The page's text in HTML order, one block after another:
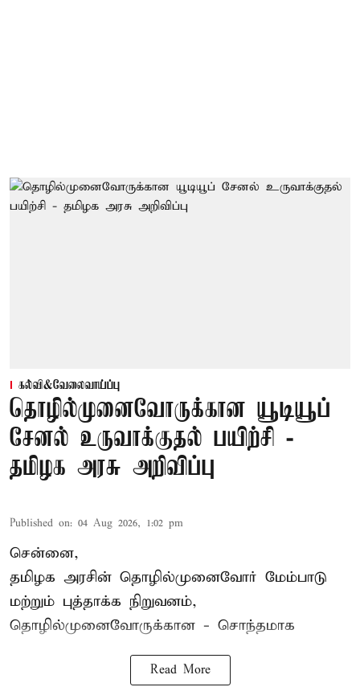
கல்வி&வேலைவாய்ப்பு
தொழில்முனைவோருக்கான யூடியூப்
சேனல் உருவாக்குதல் பயிற்சி -
தமிழக அரசு அறிவிப்பு
Published on: 04 Aug 2026, 1:02 pm
சென்னை,
தமிழக அரசின் தொழில்முனைவோர் மேம்பாடு
மற்றும் புத்தாக்க நிறுவனம்,
தொழில்முனைவோருக்கான - சொந்தமாக
Read More